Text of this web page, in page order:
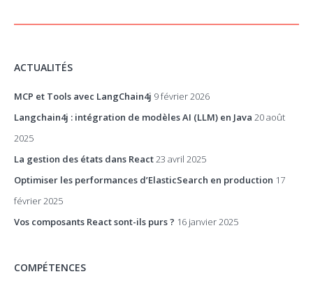
ACTUALITÉS
MCP et Tools avec LangChain4j 9 février 2026
Langchain4j : intégration de modèles AI (LLM) en Java 20 août
2025
La gestion des états dans React23 avril 2025
Optimiser les performances d’ElasticSearch en production 17
février 2025
Vos composants React sont-ils purs ? 16 janvier 2025
COMPÉTENCES